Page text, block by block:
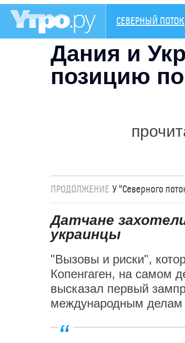
СЕВЕРНЫЙ ПОТОК
Дания и
позицию
ПРОДОЛЖЕНИЕ У "Северного
Датчане
украинцы
"Вызовы и риски",
Копенгаген, на самом
высказал первый
международным